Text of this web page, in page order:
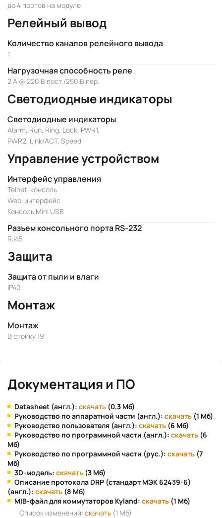
до 4 портов на модуле
Релейный вывод
Количество каналов релейного вывода
1
Нагрузочная способность реле
2 А @ 220 В пост./250 В пер.
Светодиодные индикаторы
Светодиодные индикаторы
Alarm, Run, Ring, Lock, PWR1,
PWR2, Link/ACT, Speed
Управление устройством
Интерфейс управления
Telnet-консоль
Web-интерфейс
Консоль Mini USB
Разъем консольного порта RS-232
RJ45
Защита
Защита от пыли и влаги
IP40
Монтаж
Монтаж
В стойку 19'
Документация и ПО
Datasheet (англ.): скачать (0,3 Мб)
Руководство по аппаратной части (англ.): скачать (1 Мб)
Руководство пользователя (англ.): скачать (6 Мб)
Руководство по программной части (англ.): скачать (6
Мб)
Руководство по программной части (рус.): скачать (7
Мб)
3D-модель: скачать (3 Мб)
Описание протокола DRP (стандарт МЭК 62439-6)
(англ.): скачать (8 Мб)
MIB-файл для коммутаторов Kyland: скачать (1 Мб)
Список изменений: скачать (1 Мб)